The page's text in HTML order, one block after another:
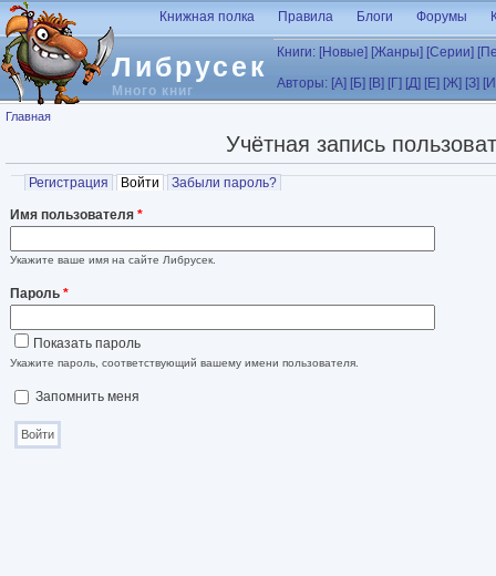
Перейти к основному содержанию
Либрусек
Много книг
Книжная полка Правила Блоги Форумы
Книги: [Новые] [Жанры] [Серии]
Авторы: [А] [Б] [В] [Г] [Д] [Е] [Ж] [З]
Вы здесь
Главная
Учётная запись
Главные вкладки
Регистрация Войти (активная вкладка)
Забыли пароль?
Имя пользователя *
Укажите ваше имя на сайте Либрусек.
Пароль *
Показать пароль
Укажите пароль, соответствующий вашему имени пользователя.
Запомнить меня